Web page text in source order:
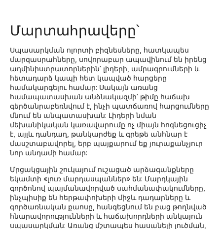
Մարտահրավերը՝
Սպասարկման ոլորտի բիզնեսները, հատկապես
մարզասրահները, սովորաբար ապավինում են իրենց
ադմինիստրատորներին՝ լիդերի, ամրագրումների և
հետադարձ կապի հետ կապված հարցերը
համակարգելու համար: Սակայն առանց
համապատասխան անձնակազմի՝ թիմը հաճախ
գերծանրաբեռնվում է, ինչի պատճառով հարցումները
մնում են անպատասխան: Լիդերի նման
մեխանիկական կառավարումը ոչ միայն հոգնեցուցիչ
է, այլև դանդաղ, թանկարժեք և գրեթե անհնար է
մասշտաբավորել, երբ պայքարում եք յուրաքանչյուր
նոր անդամի համար:
Մրցակցային շուկայում ուշացած արձագանքները
եկամտի «լուռ մարդասպաններ» են: Մարդկային
գործոնով պայմանավորված սահմանափակումները,
ինչպիսիք են հերթափոխերի միջև դադարները և
գործառնական քաոսը, հանգեցնում են բաց թողնված
հնարավորությունների և հաճախորդների անկայուն
սպասարկման: Առանց մշտապես հասանելի լուծման,